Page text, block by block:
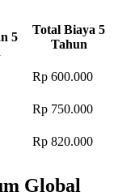
5
Total Biaya 5
Tahun
Rp 600.000
Rp 750.000
Rp 820.000
Global